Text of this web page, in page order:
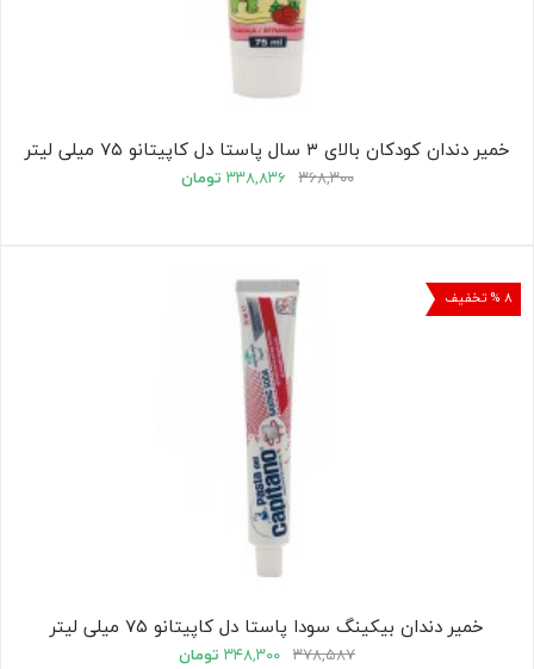
خمیر دندان کودکان بالای ۳ سال پاستا دل کاپیتانو ۷۵ میلی لیتر
۳۶۸,۳۰۰ ۳۳۸,۸۳۶ تومان
۸ % تخفیف
خمیر دندان بیکینگ سودا پاستا دل کاپیتانو ۷۵ میلی لیتر
۳۷۸,۵۸۷ ۳۴۸,۳۰۰ تومان